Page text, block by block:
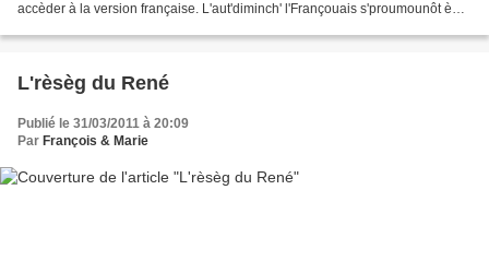
accèder à la version française. L'aut'diminch' l'Françouais s'proumounôt è
L'rèsèg du René
Publié le 31/03/2011 à 20:09
Par François & Marie